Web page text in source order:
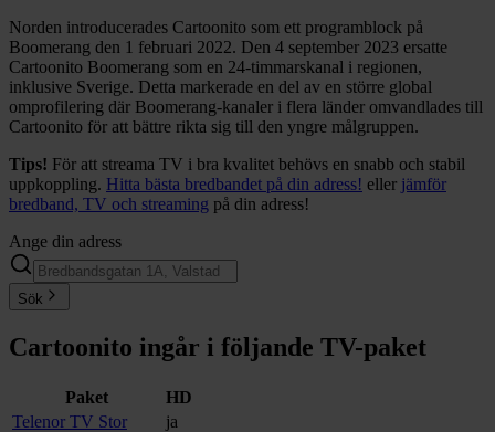
Norden introducerades Cartoonito som ett programblock på
Boomerang den 1 februari 2022. Den 4 september 2023 ersatte
Cartoonito Boomerang som en 24-timmarskanal i regionen,
inklusive Sverige. Detta markerade en del av en större global
omprofilering där Boomerang-kanaler i flera länder omvandlades till
Cartoonito för att bättre rikta sig till den yngre målgruppen.
Tips! För att streama TV i bra kvalitet behövs en snabb och stabil
uppkoppling. Hitta bästa bredbandet på din adress! eller jämför
bredband, TV och streaming på din adress!
Ange din adress
Sök
Cartoonito ingår i följande TV-paket
Paket
HD
Telenor TV Stor
ja